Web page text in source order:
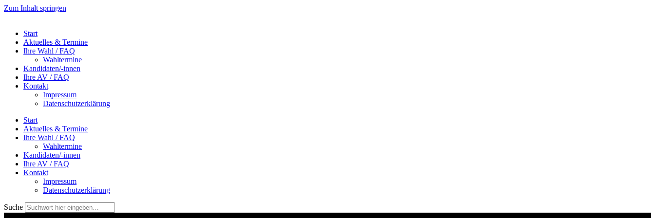
Zum Inhalt springen
Start
Aktuelles & Termine
Ihre Wahl / FAQ
Wahltermine
Kandidaten/-innen
Ihre AV / FAQ
Kontakt
Impressum
Datenschutzerklärung
Start
Aktuelles & Termine
Ihre Wahl / FAQ
Wahltermine
Kandidaten/-innen
Ihre AV / FAQ
Kontakt
Impressum
Datenschutzerklärung
Suche